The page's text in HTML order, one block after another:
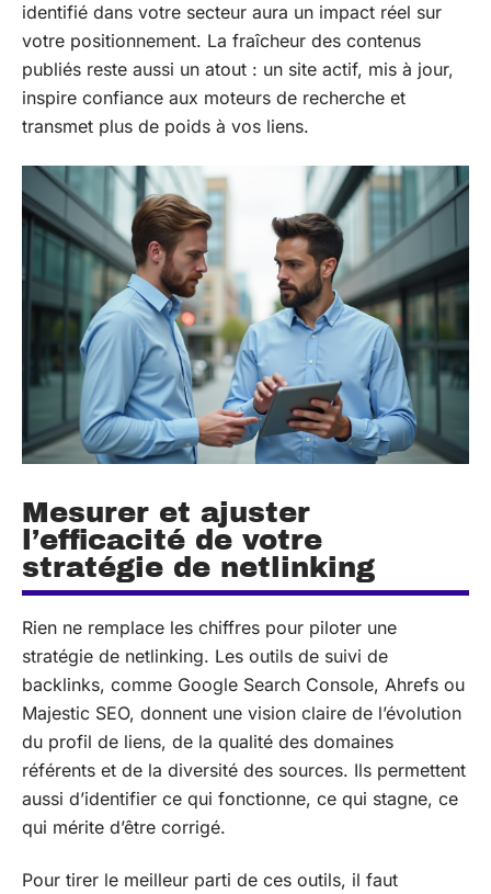
identifié dans votre secteur aura un impact réel sur
votre positionnement. La fraîcheur des contenus
publiés reste aussi un atout : un site actif, mis à jour,
inspire confiance aux moteurs de recherche et
transmet plus de poids à vos liens.
Mesurer et ajuster
l’efficacité de votre
stratégie de netlinking
Rien ne remplace les chiffres pour piloter une
stratégie de netlinking. Les outils de suivi de
backlinks, comme Google Search Console, Ahrefs ou
Majestic SEO, donnent une vision claire de l’évolution
du profil de liens, de la qualité des domaines
référents et de la diversité des sources. Ils permettent
aussi d’identifier ce qui fonctionne, ce qui stagne, ce
qui mérite d’être corrigé.
Pour tirer le meilleur parti de ces outils, il faut